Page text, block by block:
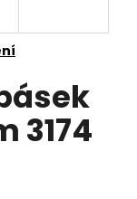
3174